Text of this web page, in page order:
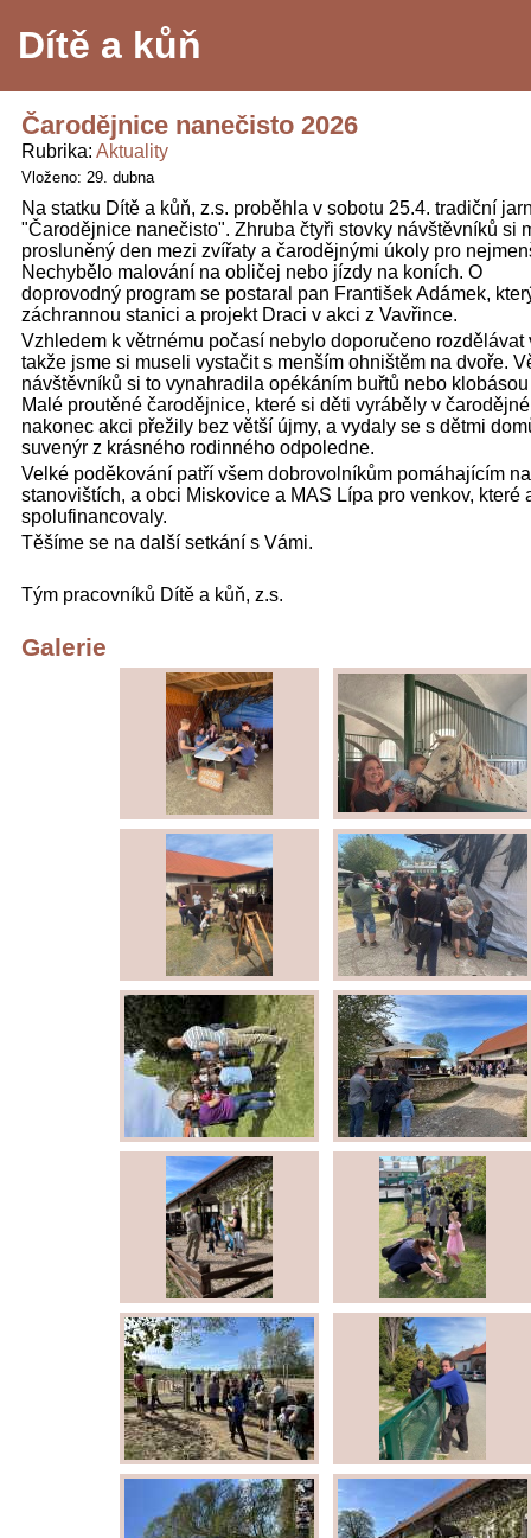
Dítě a kůň
Čarodějnice nanečisto 2026
Rubrika Aktuality
Vloženo: 29. dubna
Na statku Dítě a kůň, z.s. proběhla v sobotu 25.4. tradiční
"Čarodějnice nanečisto". Zhruba čtyři stovky návštěvníků si
prosluněný den mezi zvířaty a čarodějnými úkoly pro
Nechybělo malování na obličej nebo jízdy na koních. O
doprovodný program se postaral pan František Adámek,
záchrannou stanici a projekt Draci v akci z Vavřince.
Vzhledem k větrnému počasí nebylo doporučeno rozdělávat
takže jsme si museli vystačit s menším ohništěm na dvoře.
návštěvníků si to vynahradila opékáním buřtů nebo
Malé proutěné čarodějnice, které si děti vyráběly v
nakonec akci přežily bez větší újmy, a vydaly se s dětmi
suvenýr z krásného rodinného odpoledne.
Velké poděkování patří všem dobrovolníkům pomáhajícím na
stanovištích, a obci Miskovice a MAS Lípa pro venkov, které
spolufinancovaly.
Těšíme se na další setkání s Vámi.
Tým pracovníků Dítě a kůň, z.s.
Galerie